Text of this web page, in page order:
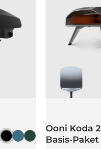
Schwarzgrau
Schieferblau
Hochlandgrün
Ooni Koda 2
Basis-Paket